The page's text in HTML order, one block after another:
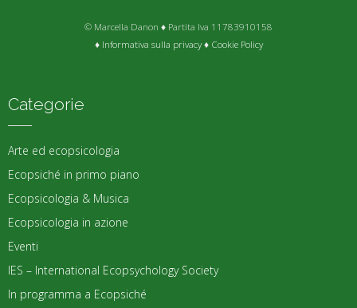
© Marcella Danon ♦ Partita Iva 11783910158
♦ Informativa sulla privacy♦ Cookie Policy
Categorie
Arte ed ecopsicologia
Ecopsiché in primo piano
Ecopsicologia & Musica
Ecopsicologia in azione
Eventi
IES – International Ecopsychology Society
In programma a Ecopsiché